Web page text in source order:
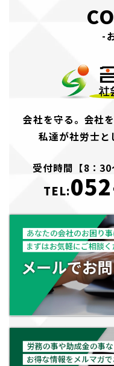
-
会社を守る。会社
私達が社労士と
受付時間【8：
TEL: